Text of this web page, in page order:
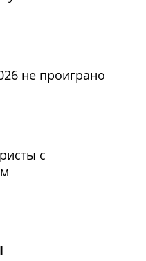
не проиграно
с